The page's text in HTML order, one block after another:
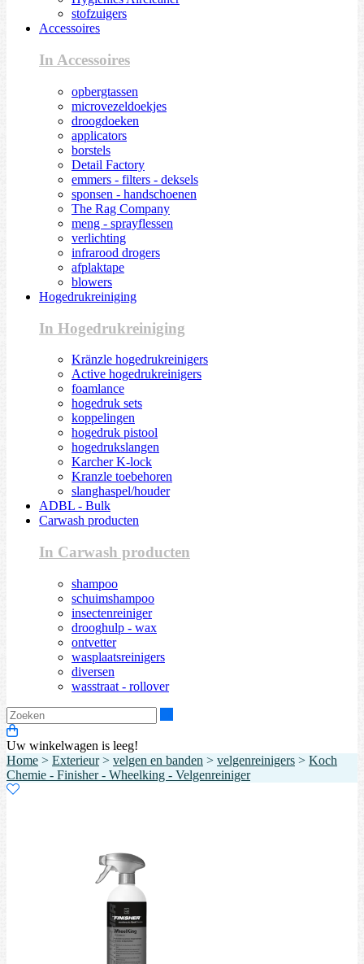
stofzuigers
Accessoires
In Accessoires
opbergtassen
microvezeldoekjes
droogdoeken
applicators
borstels
Detail Factory
emmers - filters - deksels
sponsen - handschoenen
The Rag Company
meng - sprayflessen
verlichting
infrarood drogers
afplaktape
blowers
Hogedrukreiniging
In Hogedrukreiniging
Kränzle hogedrukreinigers
Active hogedrukreinigers
foamlance
hogedruk sets
koppelingen
hogedruk pistool
hogedrukslangen
Karcher K-lock
Kranzle toebehoren
slanghaspel/houder
ADBL - Bulk
Carwash producten
In Carwash producten
shampoo
schuimshampoo
insectenreiniger
drooghulp - wax
ontvetter
wasplaatsreinigers
diversen
wasstraat - rollover
Uw winkelwagen is leeg!
Home > Exterieur> velgen en banden > velgenreinigers > Koch
Chemie - Finisher - Wheelking - Velgenreiniger